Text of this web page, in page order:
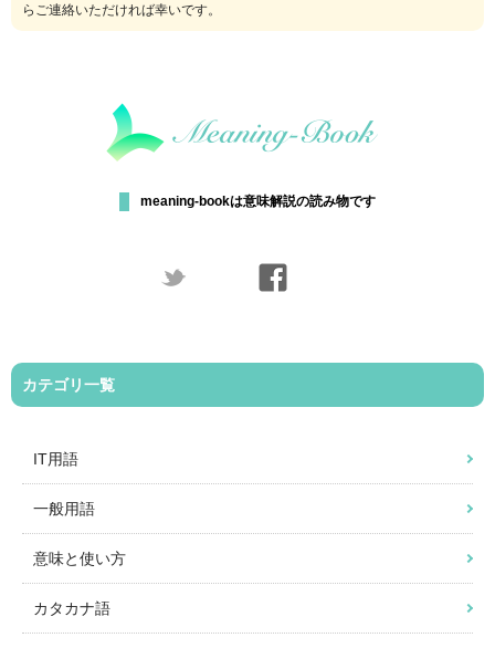
らご連絡いただければ幸いです。
meaning-bookは意味解説の読み物です
カテゴリ一覧
IT用語
一般用語
意味と使い方
カタカナ語